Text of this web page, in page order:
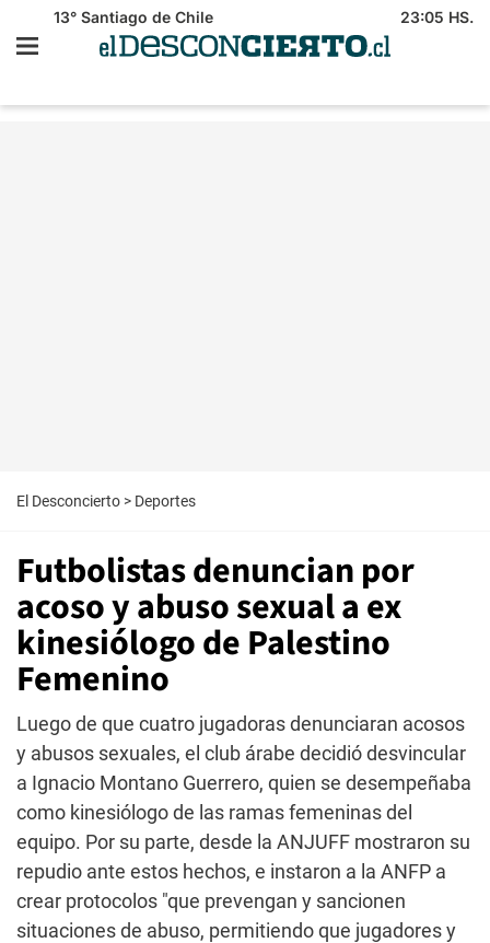
13° Santiago de Chile 23:05 HS.
El Desconcierto > Deportes
Futbolistas denuncian por
acoso y abuso sexual a ex
kinesiólogo de Palestino
Femenino
Luego de que cuatro jugadoras denunciaran acosos
y abusos sexuales, el club árabe decidió desvincular
a Ignacio Montano Guerrero, quien se desempeñaba
como kinesiólogo de las ramas femeninas del
equipo. Por su parte, desde la ANJUFF mostraron su
repudio ante estos hechos, e instaron a la ANFP a
crear protocolos "que prevengan y sancionen
situaciones de abuso, permitiendo que jugadores y